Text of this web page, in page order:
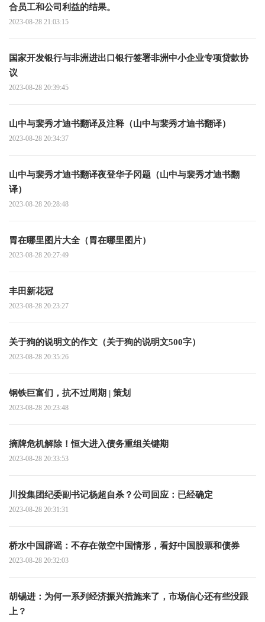
合员工和公司利益的结果。
2023-08-28 21:03:15
国家开发银行与非洲进出口银行签署非洲中小企业专项贷款协
议
2023-08-28 20:39:45
山中与裴秀才迪书翻译及注释（山中与裴秀才迪书翻译）
2023-08-28 20:34:37
山中与裴秀才迪书翻译夜登华子冈题（山中与裴秀才迪书翻
译）
2023-08-28 20:28:48
胃在哪里图片大全（胃在哪里图片）
2023-08-28 20:27:49
丰田新花冠
2023-08-28 20:23:27
关于狗的说明文的作文（关于狗的说明文500字）
2023-08-28 20:35:26
钢铁巨富们，抗不过周期 | 策划
2023-08-28 20:23:48
摘牌危机解除！恒大进入债务重组关键期
2023-08-28 20:33:53
川投集团纪委副书记杨超自杀？公司回应：已经确定
2023-08-28 20:31:31
桥水中国辟谣：不存在做空中国情形，看好中国股票和债券
2023-08-28 20:32:03
胡锡进：为何一系列经济振兴措施来了，市场信心还有些没跟
上？